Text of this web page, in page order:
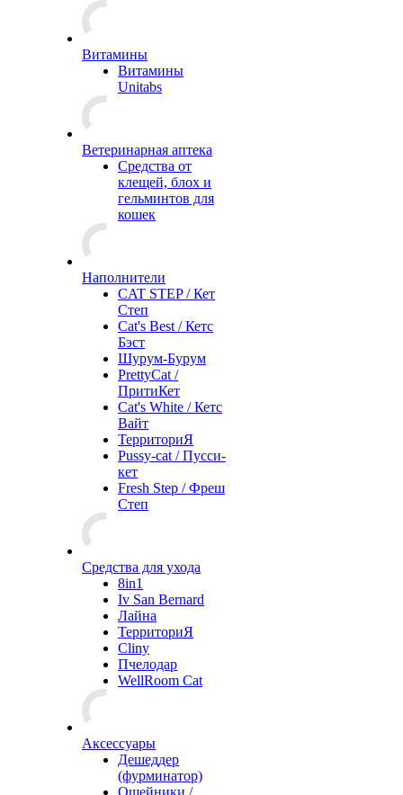
Витамины
Витамины
Unitabs
Ветеринарная аптека
Средства от
клещей, блох и
гельминтов для
кошек
Наполнители
CAT STEP / Кет
Степ
Cat's Best / Кетс
Бэст
Шурум-Бурум
PrettyCat /
ПритиКет
Cat's White / Кетс
Вайт
ТерриториЯ
Pussy-cat / Пусси-
кет
Fresh Step / Фреш
Степ
Средства для ухода
8in1
Iv San Bernard
Лайна
ТерриториЯ
Cliny
Пчелодар
WellRoom Cat
Аксессуары
Дешеддер
(фурминатор)
Ошейники /